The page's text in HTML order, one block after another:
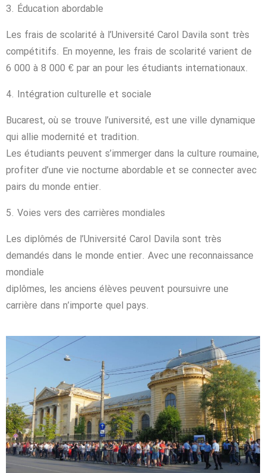
3. Éducation abordable
Les frais de scolarité à l’Université Carol Davila sont très
compétitifs. En moyenne, les frais de scolarité varient de
6 000 à 8 000 € par an pour les étudiants internationaux.
4. Intégration culturelle et sociale
Bucarest, où se trouve l’université, est une ville dynamique
qui allie modernité et tradition.
Les étudiants peuvent s’immerger dans la culture roumaine,
profiter d’une vie nocturne abordable et se connecter avec
pairs du monde entier.
5. Voies vers des carrières mondiales
Les diplômés de l’Université Carol Davila sont très
demandés dans le monde entier. Avec une reconnaissance
mondiale
diplômes, les anciens élèves peuvent poursuivre une
carrière dans n’importe quel pays.